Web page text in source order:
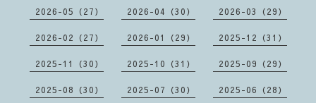
2026-05（27） 2026-04（30） 2026-03（29）
2026-02（27） 2026-01（29） 2025-12（31）
2025-11（30） 2025-10（31） 2025-09（29）
2025-08（30） 2025-07（30） 2025-06（28）